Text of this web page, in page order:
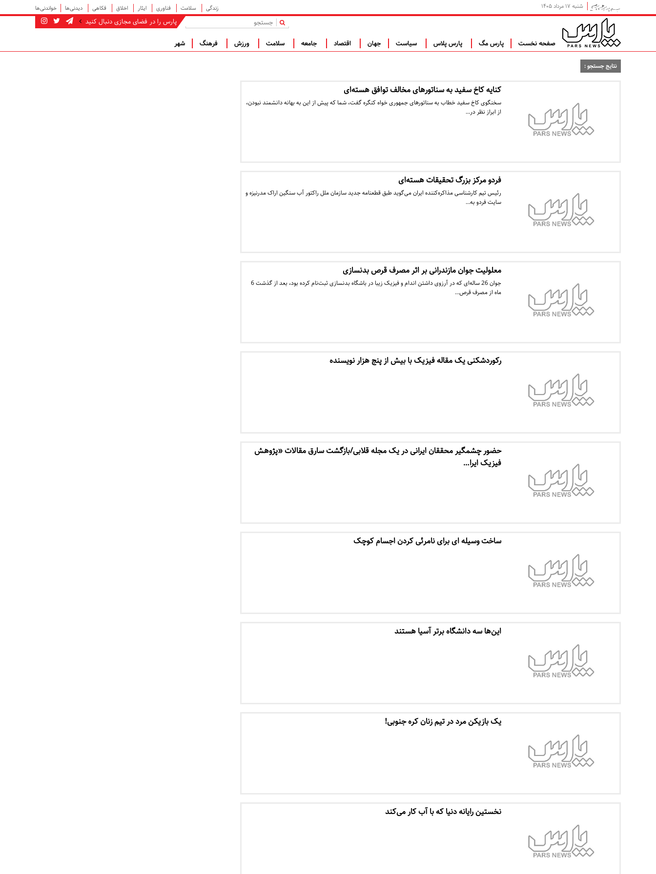
شنبه ۱۷ مرداد ۱۴۰۵ زندگی سلامت فناوری ایثار اخلاق فکاهی دیدنی‌ها خواندنی‌ها
پارس را در فضای مجازی دنبال کنید |
صفحه نخست پارس مگ پارس پلاس سیاست جهان اقتصاد جامعه سلامت ورزش فرهنگ شهر
نتایج جستجو :
کنایه کاخ سفید به سناتورهای مخالف توافق هسته‌ای
سخنگوی کاخ سفید خطاب به سناتورهای جمهوری خواه کنگره گفت، شما که پیش از این به بهانه دانشمند نبودن،
از ابراز نظر در…
فردو مرکز بزرگ تحقیقات هسته‌ای
رئیس تیم کارشناسی مذاکره‌کننده ایران می‌گوید طبق قطعنامه جدید سازمان ملل راکتور آب سنگین اراک مدرنیزه و
سایت فردو به…
معلولیت جوان مازندرانی بر اثر مصرف قرص بدنسازی
جوان 26 ساله‌ای که در آرزوی داشتن اندام و فیزیک زیبا در باشگاه بدنسازی ثبت‌نام کرده بود، بعد از گذشت 6
ماه از مصرف قرص…
رکوردشکنی یک مقاله‌ فیزیک با بیش از پنج هزار نویسنده
حضور چشمگیر محققان ایرانی در یک مجله قلابی/بازگشت سارق مقالات «پژوهش
فیزیک ایرا…
ساخت وسیله ای برای نامرئی کردن اجسام کوچک
این‌ها سه دانشگاه برتر آسیا هستند
یک بازیکن مرد در تیم زنان کره جنوبی!
نخستین رایانه‌ دنیا که با آب کار می‌کند